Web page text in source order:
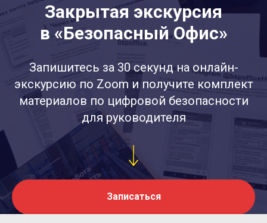
Закрытая экскурсия
в «Безопасный Офис»
Запишитесь за 30 секунд на онлайн-
экскурсию по Zoom и получите комплект
материалов по цифровой безопасности
для руководителя
Записаться